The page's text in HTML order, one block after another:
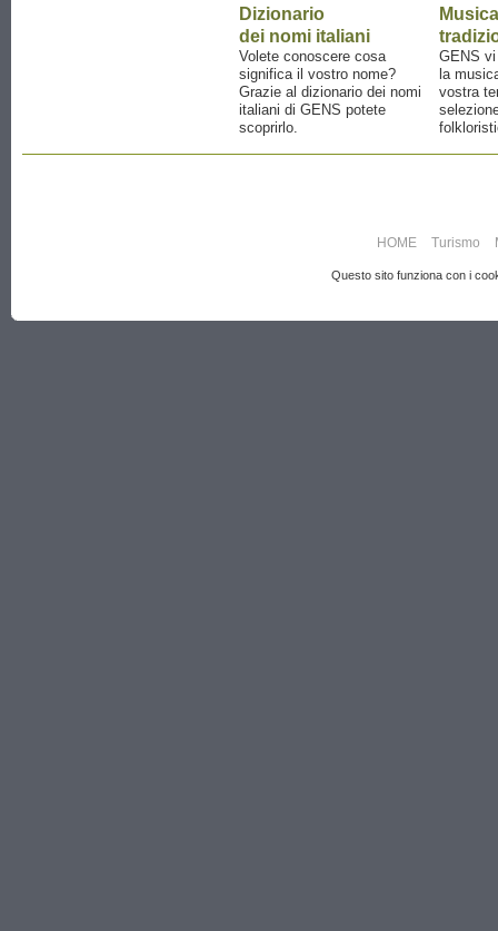
Dizionario
dei nomi italiani
Volete conoscere cosa
significa il vostro nome?
Grazie al dizionario dei nomi
italiani di GENS potete
scoprirlo.
Musica
GENS
la
vostra
HOME Turismo
Questo sito funziona con i